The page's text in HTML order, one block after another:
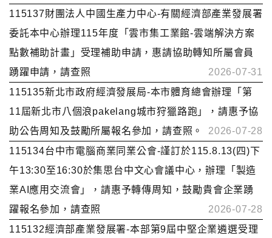
115137財團法人中國生產力中心-有關經濟部產業發展署
委託本中心辦理115年度「雲市集工業館-雲端解決方案
點數補助計畫」受理補助申請，惠請協助轉知所屬會員
踴躍申請，請查照
2026-07-31
115135新北市政府經濟發展局-本市體育總會辦理「第
11屆新北市八個浪pakelang城市狩獵路跑」，請惠予協
助公告周知及鼓勵所屬報名參加，請查照。
2026-07-28
115134台中市電腦商業同業公會-謹訂於115.8.13(四)下
午13:30至16:30於集思台中文心會議中心，辦理「製造
業AI應用交流會」，請惠予轉傳周知，鼓勵貴會企業踴
躍報名參加，請查照
2026-07-28
115132經濟部產業發展署-本部第9屆中堅企業遴選受理